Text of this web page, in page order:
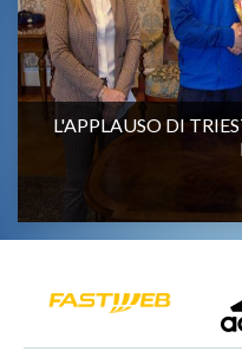
L'APPLAUSO DI